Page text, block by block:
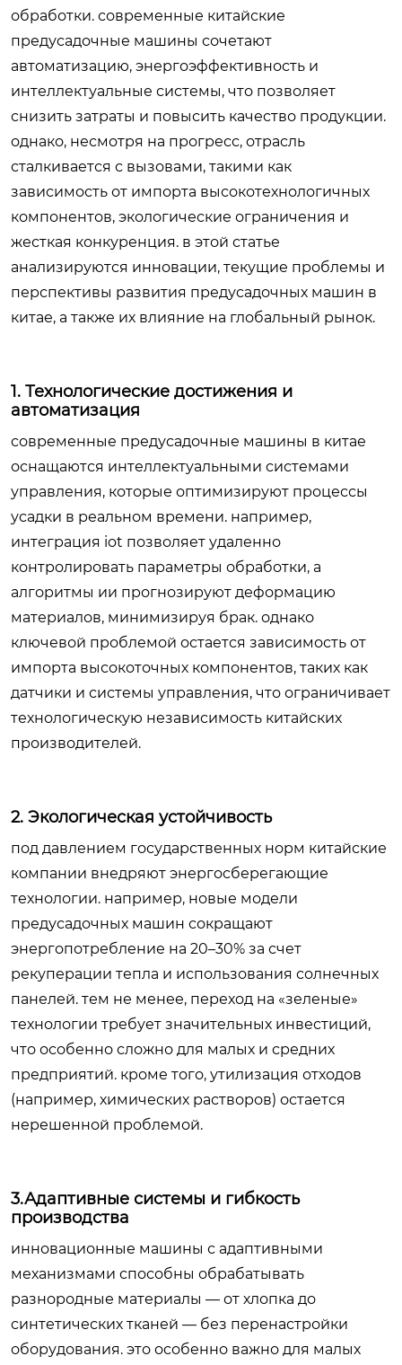
обработки. современные китайские
предусадочные машины сочетают
автоматизацию, энергоэффективность и
интеллектуальные системы, что позволяет
снизить затраты и повысить качество продукции.
однако, несмотря на прогресс, отрасль
сталкивается с вызовами, такими как
зависимость от импорта высокотехнологичных
компонентов, экологические ограничения и
жесткая конкуренция. в этой статье
анализируются инновации, текущие проблемы и
перспективы развития предусадочных машин в
китае, а также их влияние на глобальный рынок.
1. Технологические достижения и
автоматизация
современные предусадочные машины в китае
оснащаются интеллектуальными системами
управления, которые оптимизируют процессы
усадки в реальном времени. например,
интеграция iot позволяет удаленно
контролировать параметры обработки, а
алгоритмы ии прогнозируют деформацию
материалов, минимизируя брак. однако
ключевой проблемой остается зависимость от
импорта высокоточных компонентов, таких как
датчики и системы управления, что ограничивает
технологическую независимость китайских
производителей.
2. Экологическая устойчивость
под давлением государственных норм китайские
компании внедряют энергосберегающие
технологии. например, новые модели
предусадочных машин сокращают
энергопотребление на 20–30% за счет
рекуперации тепла и использования солнечных
панелей. тем не менее, переход на «зеленые»
технологии требует значительных инвестиций,
что особенно сложно для малых и средних
предприятий. кроме того, утилизация отходов
(например, химических растворов) остается
нерешенной проблемой.
3.Адаптивные системы и гибкость
производства
инновационные машины с адаптивными
механизмами способны обрабатывать
разнородные материалы — от хлопка до
синтетических тканей — без перенастройки
оборудования. это особенно важно для малых